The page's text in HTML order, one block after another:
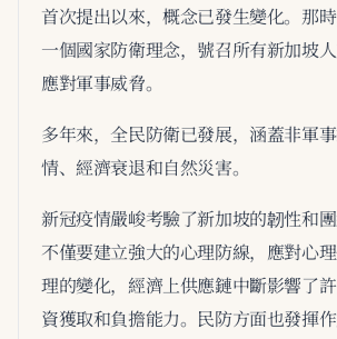
首次提出以來，概念已發生變化。那
一個國家防衛理念，號召所有新加坡
應對軍事威脅。
多年來，全民防衛已發展，涵蓋非軍
情、經濟衰退和自然災害。
新冠疫情嚴峻考驗了新加坡的韌性和
不僅要建立強大的心理防線，應對心
理的變化，經濟上供應鏈中斷影響了
資獲取和負擔能力。民防方面也發揮